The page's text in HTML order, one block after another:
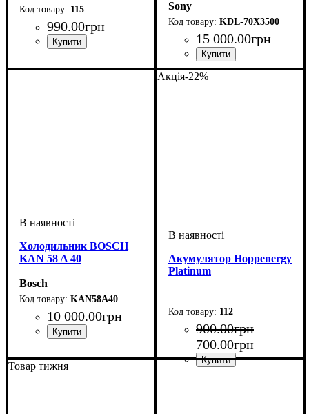
115
990.00грн
Sony
KDL-70X3500
15 000.00грн
Холодильник BOSCH
KAN 58 A 40
Bosch
KAN58A40
10 000.00грн
Акція-22%
Акумулятор Hoppenergy
Platinum
112
900.00грн
700.00грн
Товар тижня